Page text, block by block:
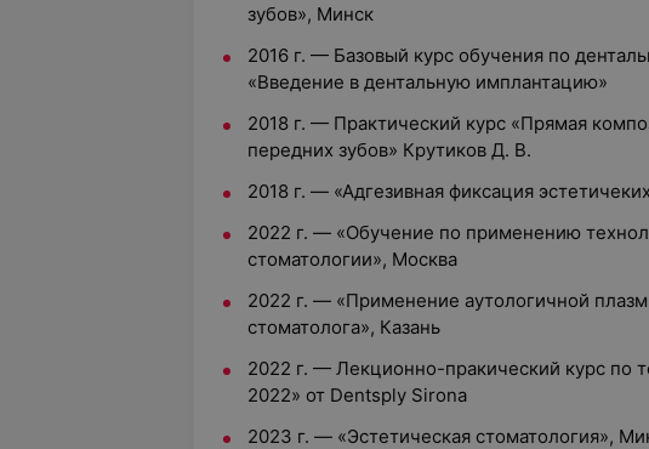
зубов», Минск
2016 г. — Базовый курс обучения по
«Введение в дентальную имплантацию»
2018 г. — Практический курс «Прямая
передних зубов» Крутиков Д. В.
2018 г. — «Адгезивная фиксация
2022 г. — «Обучение по применению
стоматологии», Москва
2022 г. — «Применение аутологичной
стоматолога», Казань
2022 г. — Лекционно-пракический курс
2022» от Dentsply Sirona
2023 г. — «Эстетическая стоматология»,